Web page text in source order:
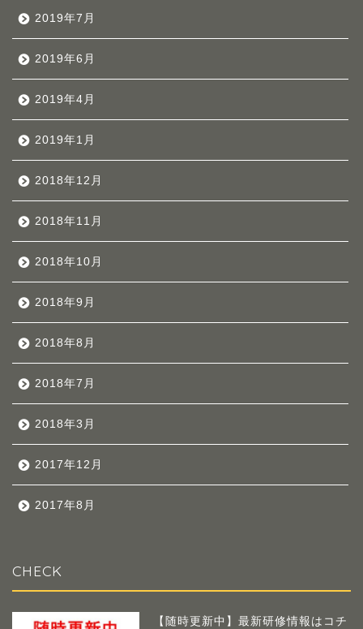
2019年7月
2019年6月
2019年4月
2019年1月
2018年12月
2018年11月
2018年10月
2018年9月
2018年8月
2018年7月
2018年3月
2017年12月
2017年8月
CHECK
【随時更新中】最新研修情報はコチ